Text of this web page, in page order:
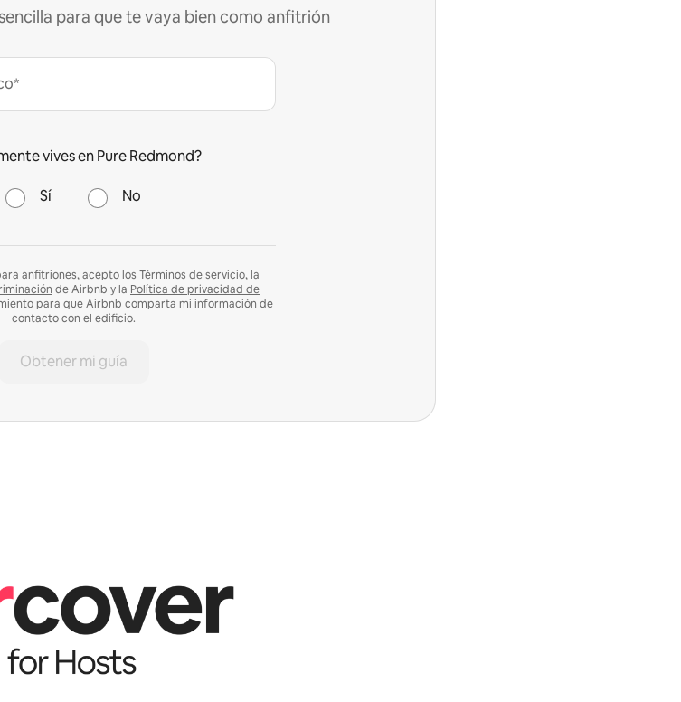
para que te vaya bien como anfitrión
vives en Pure Redmond?
Sí No
anfitriones, acepto los Términos de servicio, la
de Airbnb y la Política de privacidad de
para que Airbnb comparta mi información de
contacto con el edificio.
Obtener mi guía